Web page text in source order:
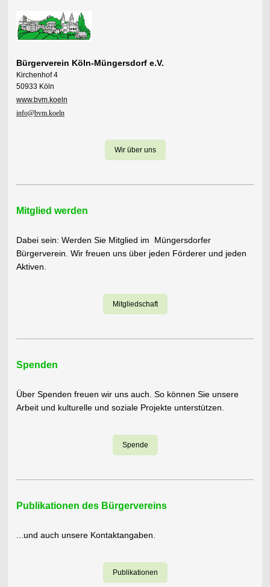
Bürgerverein Köln-Müngersdorf e.V.
Kirchenhof 4
50933 Köln
www.bvm.koeln
info@bvm.koeln
Wir über uns
Mitglied werden
Dabei sein: Werden Sie Mitglied im Müngersdorfer
Bürgerverein. Wir freuen uns über jeden Förderer und jeden
Aktiven.
Mitgliedschaft
Spenden
Über Spenden freuen wir uns auch. So können Sie unsere
Arbeit und kulturelle und soziale Projekte unterstützen.
Spende
Publikationen des Bürgervereins
...und auch unsere Kontaktangaben.
Publikationen